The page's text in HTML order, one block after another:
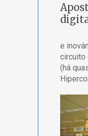
e
circuito
(há